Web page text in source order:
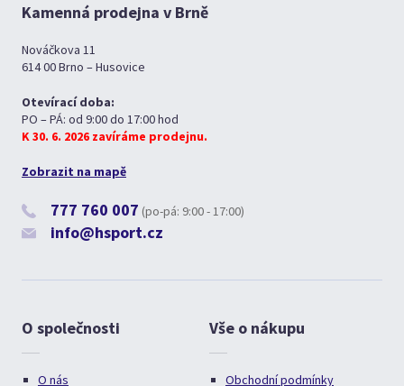
Kamenná prodejna v Brně
Nováčkova 11
614 00 Brno – Husovice
Otevírací doba:
PO – PÁ: od 9:00 do 17:00 hod
K 30. 6. 2026 zavíráme prodejnu.
Zobrazit na mapě
777 760 007 (po-pá: 9:00 - 17:00)
info@hsport.cz
O společnosti
O nás
Vše o nákupu
Obchodní podmínky